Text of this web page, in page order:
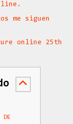
me siguen
online 25th
DE